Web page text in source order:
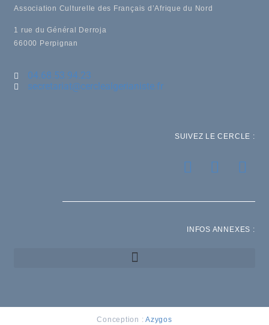
Association Culturelle des Français d’Afrique du Nord
1 rue du Général Derroja
66000 Perpignan
04.68.53.94.23
secretariat@cerclealgerianiste.fr
SUIVEZ LE CERCLE :
INFOS ANNEXES :
Conception :Azygos